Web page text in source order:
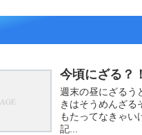
今頃にざる？！
週末の昼にざるう
きはそうめんざる
もたってなきゃい
記...